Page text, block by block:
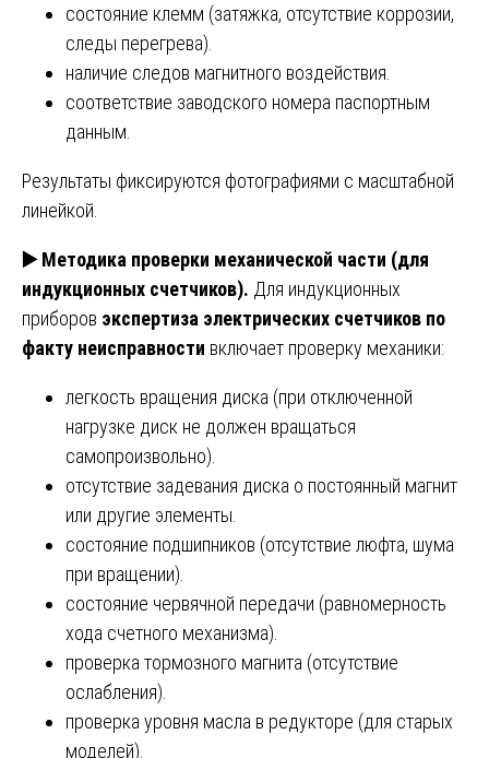
состояние клемм (затяжка, отсутствие коррозии,
следы перегрева).
наличие следов магнитного воздействия.
соответствие заводского номера паспортным
данным.
Результаты фиксируются фотографиями с масштабной
линейкой.
▶️Методика проверки механической части (для
индукционных счетчиков). Для индукционных
приборов экспертиза электрических счетчиков по
факту неисправности включает проверку механики:
легкость вращения диска (при отключенной
нагрузке диск не должен вращаться
самопроизвольно).
отсутствие задевания диска о постоянный магнит
или другие элементы.
состояние подшипников (отсутствие люфта, шума
при вращении).
состояние червячной передачи (равномерность
хода счетного механизма).
проверка тормозного магнита (отсутствие
ослабления).
проверка уровня масла в редукторе (для старых
моделей).